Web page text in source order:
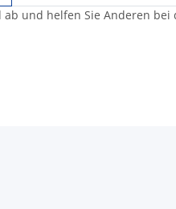
und helfen Sie Anderen